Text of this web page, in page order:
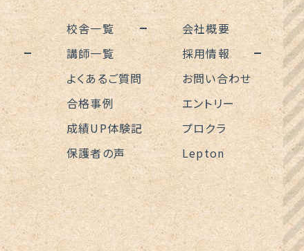
校舎一覧
講師一覧
よくあるご質問
合格事例
成績UP体験記
保護者の声
会社概要
採用情報
お問い合わせ
エントリー
プロクラ
Lepton